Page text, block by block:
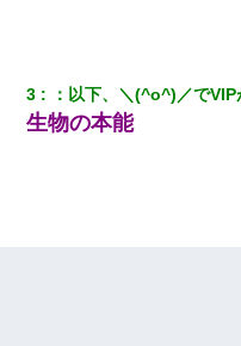
3 ： 以下、＼(^o^)／で
生物の本能